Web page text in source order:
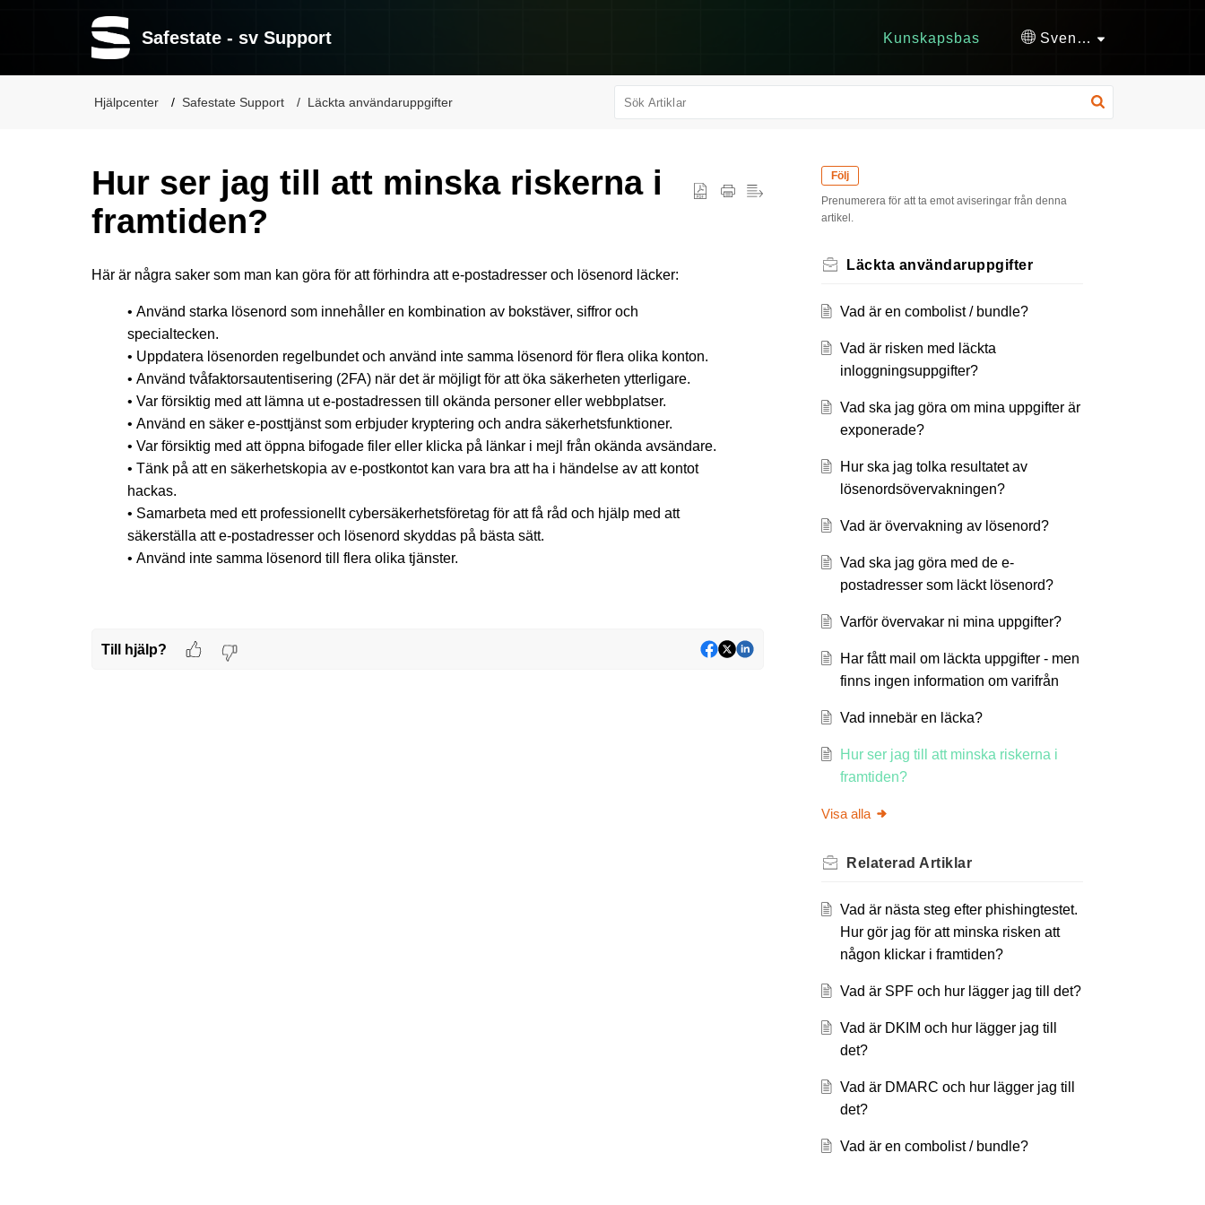
Safestate - sv Support Kunskapsbas Svenska
Hjälpcenter Safestate Support Läckta användaruppgifter
Hur ser jag till att minska riskerna i
framtiden?
Här är några saker som man kan göra för att förhindra att e-postadresser och lösenord läcker:
• Använd starka lösenord som innehåller en kombination av bokstäver, siffror och
specialtecken.
• Uppdatera lösenorden regelbundet och använd inte samma lösenord för flera olika konton.
• Använd tvåfaktorsautentisering (2FA) när det är möjligt för att öka säkerheten ytterligare.
• Var försiktig med att lämna ut e-postadressen till okända personer eller webbplatser.
• Använd en säker e-posttjänst som erbjuder kryptering och andra säkerhetsfunktioner.
• Var försiktig med att öppna bifogade filer eller klicka på länkar i mejl från okända avsändare.
• Tänk på att en säkerhetskopia av e-postkontot kan vara bra att ha i händelse av att kontot
hackas.
• Samarbeta med ett professionellt cybersäkerhetsföretag för att få råd och hjälp med att
säkerställa att e-postadresser och lösenord skyddas på bästa sätt.
• Använd inte samma lösenord till flera olika tjänster.
Till hjälp?
Följ
Prenumerera för att ta emot aviseringar från denna
artikel.
Läckta användaruppgifter
Vad är en combolist / bundle?
Vad är risken med läckta
inloggningsuppgifter?
Vad ska jag göra om mina uppgifter är
exponerade?
Hur ska jag tolka resultatet av
lösenordsövervakningen?
Vad är övervakning av lösenord?
Vad ska jag göra med de e-
postadresser som läckt lösenord?
Varför övervakar ni mina uppgifter?
Har fått mail om läckta uppgifter - men
finns ingen information om varifrån
Vad innebär en läcka?
Hur ser jag till att minska riskerna i
framtiden?
Visa alla
Relaterad Artiklar
Vad är nästa steg efter phishingtestet.
Hur gör jag för att minska risken att
någon klickar i framtiden?
Vad är SPF och hur lägger jag till det?
Vad är DKIM och hur lägger jag till
det?
Vad är DMARC och hur lägger jag till
det?
Vad är en combolist / bundle?